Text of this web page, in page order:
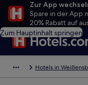
Zur App
Spare in der App
20% Rabatt auf
Zum Hauptinhalt springen
Hotels in